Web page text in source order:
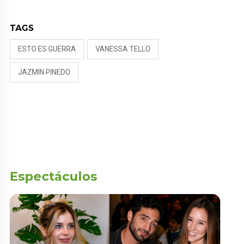
TAGS
ESTO ES GUERRA VANESSA TELLO
JAZMIN PINEDO
Espectáculos